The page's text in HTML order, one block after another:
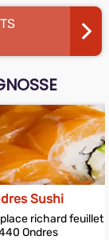
Sushi
richard feuillet
Ondres